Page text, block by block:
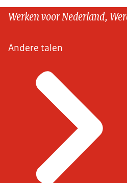
Werken voor Nederland,
Andere talen